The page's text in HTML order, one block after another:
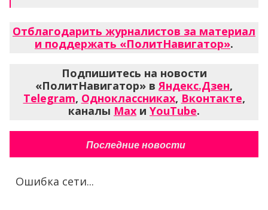
Отблагодарить журналистов за материал
и поддержать «ПолитНавигатор».
Подпишитесь на новости
«ПолитНавигатор» вЯндекс.Дзен,
Telegram, Одноклассниках, Вконтакте,
каналы Max и YouTube.
Последние новости
Ошибка сети...